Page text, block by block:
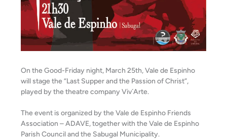
On the Good-Friday night, March 25th, Vale de Espinho
will stage the “Last Supper and the Passion of Christ”,
played by the theatre company Viv´Arte.
The event is organized by the Vale de Espinho Friends
Association – ADAVE, together with the Vale de Espinho
Parish Council and the Sabugal Municipality.